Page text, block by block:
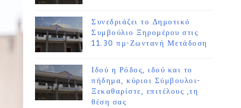
Συνεδριάζει το Δημοτικό
Συμβούλιο Ξηρομέρου στις
11.30 πμ-Ζωντανή Μετάδοση
Ιδού η Ρόδος, ιδού και το
πήδημα, κύριοι Σύμβουλοι-
Ξεκαθαρίστε, επιτέλους ,τη
θέση σας